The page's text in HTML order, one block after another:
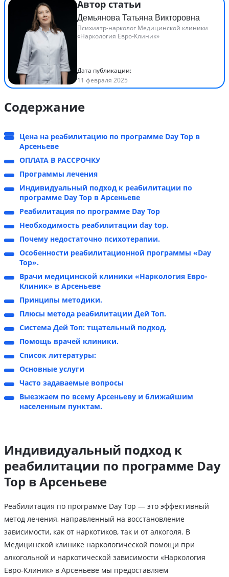
Автор статьи
Демьянова Татьяна Викторовна
Психиатр-нарколог Медицинской клиники
«Наркология Евро-Клиник»
Дата публикации:
11 февраля 2025
Содержание
Цена на реабилитацию по программе Day Top в
Арсеньеве
ОПЛАТА В РАССРОЧКУ
Программы лечения
Индивидуальный подход к реабилитации по
программе Day Top в Арсеньеве
Реабилитация по программе Day Top
Необходимость реабилитации day top.
Почему недостаточно психотерапии.
Особенности реабилитационной программы «Day
Top».
Врачи медицинской клиники «Наркология Евро-
Клиник» в Арсеньеве
Принципы методики.
Плюсы метода реабилитации Дей Топ.
Система Дей Топ: тщательный подход.
Помощь врачей клиники.
Список литературы:
Основные услуги
Часто задаваемые вопросы
Выезжаем по всему Арсеньеву и ближайшим
населенным пунктам.
Индивидуальный подход к
реабилитации по программе Day
Top в Арсеньеве
Реабилитация по программе Day Top — это эффективный
метод лечения, направленный на восстановление
зависимости, как от наркотиков, так и от алкоголя. В
Медицинской клинике наркологической помощи при
алкогольной и наркотической зависимости «Наркология
Евро-Клиник» в Арсеньеве мы предоставляем